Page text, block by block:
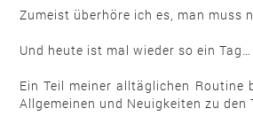
Zumeist überhöre ich es, man muss
Und heute ist mal wieder so ein Tag…
Ein Teil meiner alltäglichen Routine
Allgemeinen und Neuigkeiten zu